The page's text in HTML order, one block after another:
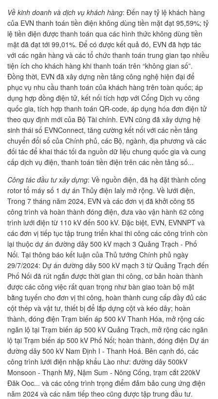
Về kinh doanh và dịch vụ khách hàng: Đến nay tỷ lệ khách hàng
của EVN thanh toán tiền điện không dùng tiền mặt đạt 95,59%; tỷ
lệ tiền điện được thanh toán qua các hình thức không dùng tiền
mặt đã đạt tới 99,01%. Để có được kết quả đó, EVN đã hợp tác
với các ngân hàng và các tổ chức thanh toán trung gian tạo nhiều
tiện ích cho khách hàng khi thanh toán trên “không gian số”.
Đồng thời, EVN đã xây dựng nền tảng công nghệ hiện đại để
phục vụ nhu cầu thanh toán của khách hàng trên toàn quốc; áp
dụng hợp đồng điện tử, kết nối tích hợp với Cổng Dịch vụ công
quốc gia, tích hợp thanh toán QR-code, áp dụng hóa đơn điện tử
theo quy định mới của Bộ Tài chính. EVN cũng đã xây dựng hệ
sinh thái số EVNConnect, tăng cường kết nối với các nền tảng
chuyển đổi số của Chính phủ, các Bộ, ngành, địa phương và các
đối tác để khai thác tối đa nguồn dữ liệu chung quốc gia và cung
cấp dịch vụ điện, thanh toán tiền điện trên các nền tảng số...
Công tác đầu tư xây dựng: Về nguồn điện, đã hạ đặt thành công
rotor tổ máy số 1 dự án Thủy điện Ialy mở rộng. Về lưới điện,
Trong 7 tháng năm 2024, EVN và các đơn vị đã khởi công 55
công trình và hoàn thành đóng điện, đưa vào vận hành 62 công
trình lưới điện từ 110 kV đến 500 kV. Đặc biệt, EVN, EVNNPT và
các đơn vị tiếp tục tập trung triển khai thi công các công trình còn
lại thuộc dự án đường dây 500 kV mạch 3 Quảng Trạch - Phố
Nối. Tại thông báo kết luận của Thủ tướng Chính phủ ngày
29/7/2024: Dự án đường dây 500 kV mạch 3 từ Quảng Trạch đến
Phố Nối đã rút ngắn được thời gian thi công, cơ bản hoàn thành
được các công việc rất quan trọng như bàn giao toàn bộ mặt
bằng tuyến cho đơn vị thi công, hoàn thành cung cấp đầy đủ các
cột thép và vật tư, thiết bị để lắp dựng cột và kéo dây; hoàn
thành, đóng điện Trạm biến áp 500 kV Thanh Hóa, mở rộng các
ngăn lộ tại Trạm biến áp 500 kV Quảng Trạch, mở rộng các ngăn
lộ tại Trạm biến áp 500 kV Phố Nối; hoàn thành, đóng điện Dự án
đường dây 500 kV Nam Định I - Thanh Hoá. Bên cạnh đó, các
công trình lưới điện nhập khẩu Lào như: đường dây 500kV
Monsoon - Thạnh Mỹ, Nậm Sum - Nông Cống, trạm cắt 220kV
Đăk Ooc... và các công trình trọng điểm đảm bảo cung ứng điện
năm 2024 và các năm tiếp theo cũng được tập trung đầu tư.